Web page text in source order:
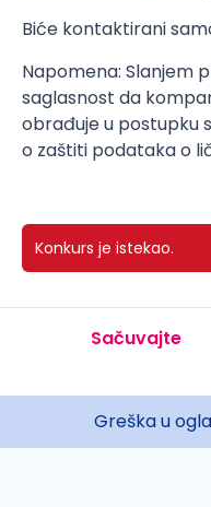
Biće kontaktirani
Napomena: Slanjem
saglasnost da
obrađuje u postupku
o zaštiti podataka o
Konkurs je istekao.
Sačuvajte
Greška u